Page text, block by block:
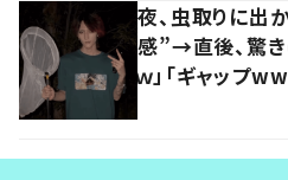
夜、虫取りに出
感”→直後、驚
ｗ」「ギャップww